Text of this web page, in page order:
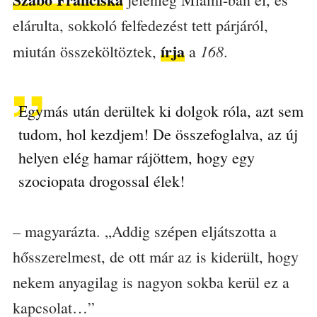
elárulta, sokkoló felfedezést tett párjáról,
miután összeköltöztek, írjaa 168.
Egymás után derültek ki dolgok róla, azt sem
tudom, hol kezdjem! De összefoglalva, az új
helyen elég hamar rájöttem, hogy egy
szociopata drogossal élek!
– magyarázta. „Addig szépen eljátszotta a
hősszerelmest, de ott már az is kiderült, hogy
nekem anyagilag is nagyon sokba kerül ez a
kapcsolat…”